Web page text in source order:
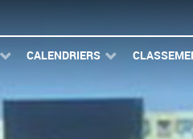
CALENDRIERS